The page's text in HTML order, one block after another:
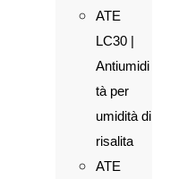
ATE
LC30 |
Antiumidi
tà per
umidità di
risalita
ATE